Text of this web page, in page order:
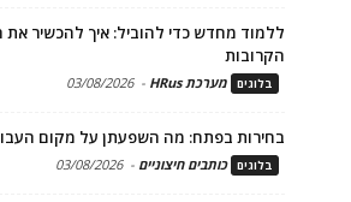
ללמוד מחדש כדי להוביל: איך להכשיר
הקרובות
בלוגים מערכת HRus -
03/08/2026
בחירות בפתח: מה השפעתן על מקום
בלוגים כותבים חיצוניים -
03/08/2026